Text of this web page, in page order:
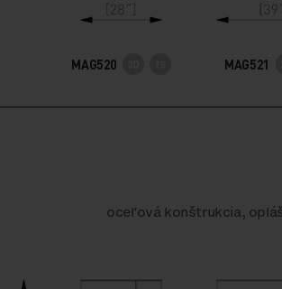
MAG520 MAG521
oceľová konštrukcia,